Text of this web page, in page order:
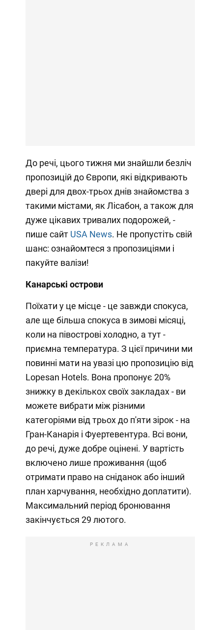
До речі, цього тижня ми знайшли безліч
пропозицій до Європи, які відкривають
двері для двох-трьох днів знайомства з
такими містами, як Лісабон, а також для
дуже цікавих тривалих подорожей, -
пише сайт USA News. Не пропустіть свій
шанс: ознайомтеся з пропозиціями і
пакуйте валізи!
Канарські острови
Поїхати у це місце - це завжди спокуса,
але ще більша спокуса в зимові місяці,
коли на півострові холодно, а тут -
приємна температура. З цієї причини ми
повинні мати на увазі цю пропозицію від
Lopesan Hotels. Вона пропонує 20%
знижку в декількох своїх закладах - ви
можете вибрати між різними
категоріями від трьох до п'яти зірок - на
Гран-Канарія і Фуертевентура. Всі вони,
до речі, дуже добре оцінені. У вартість
включено лише проживання (щоб
отримати право на сніданок або інший
план харчування, необхідно доплатити).
Максимальний період бронювання
закінчується 29 лютого.
РЕКЛАМА